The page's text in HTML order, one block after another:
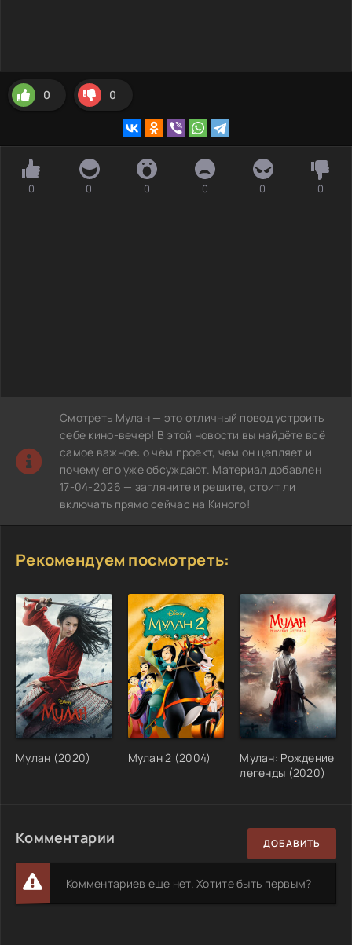
0 0
0 0 0 0 0 0
Смотреть Мулан — это отличный повод устроить
себе кино-вечер! В этой новости вы найдёте всё
самое важное: о чём проект, чем он цепляет и
почему его уже обсуждают. Материал добавлен
17-04-2026 — загляните и решите, стоит ли
включать прямо сейчас на Киного!
Рекомендуем посмотреть:
Мулан (2020) Мулан 2 (2004)
Мулан: Рождение
легенды (2020)
Комментарии ДОБАВИТЬ
Комментариев еще нет. Хотите быть первым?